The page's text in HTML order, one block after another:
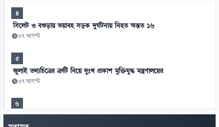
৪
সিলেট ও বগুড়ায় ভয়াবহ সড়ক দুর্ঘটনায় নিহত অন্তত ১৬
০৭ আগস্ট
৫
জুলাই তথ্যচিত্রের ত্রুটি নিয়ে দুঃখ প্রকাশ মুক্তিযুদ্ধ মন্ত্রণালয়ের
০৭ আগস্ট
৬
হাসিনাকে এই সুযোগ ভারত কেন দিল—স্বরাষ্ট্রমন্ত্রীর প্রশ্ন